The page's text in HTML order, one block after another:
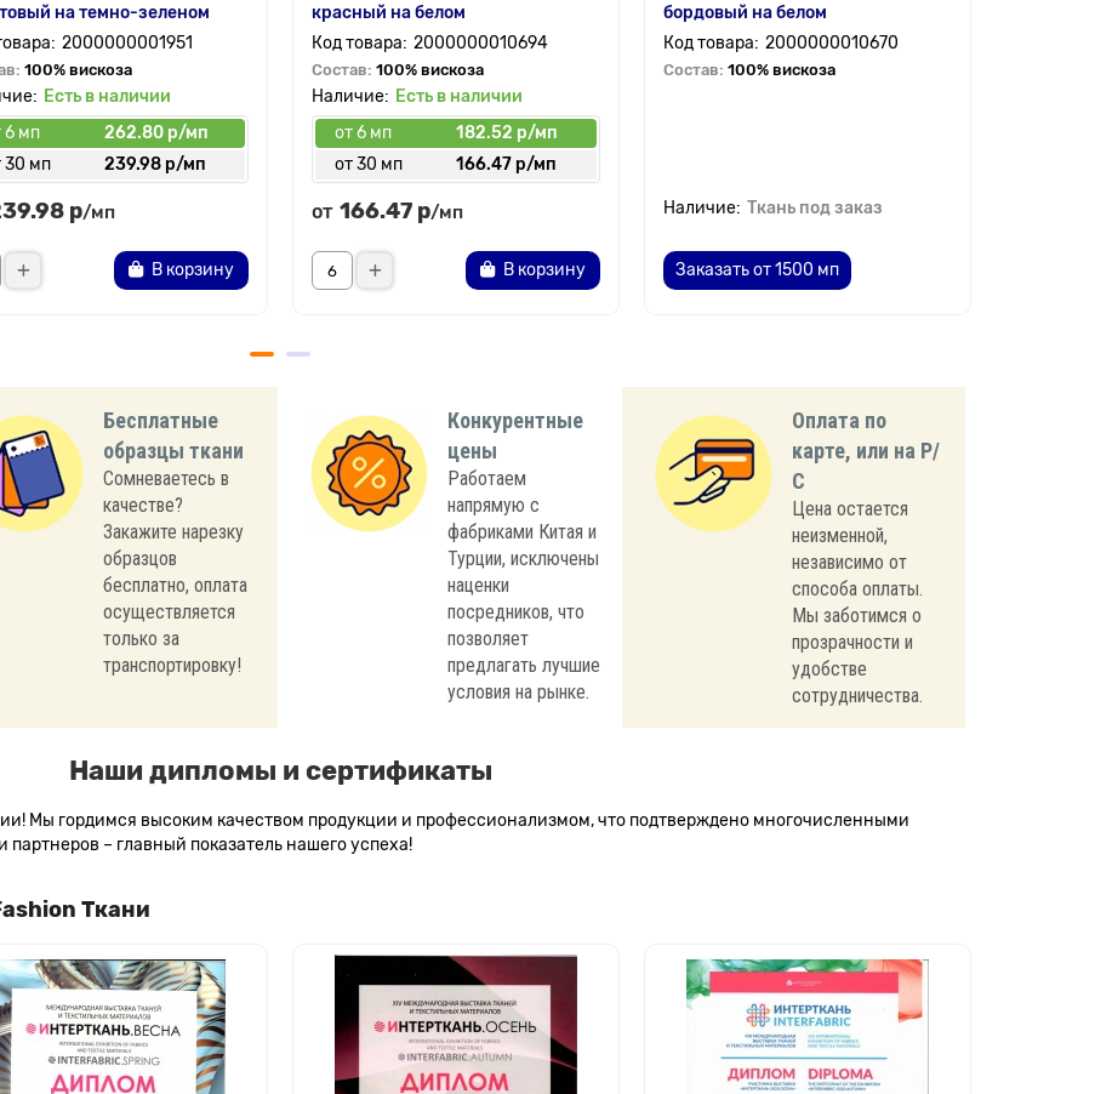
на темно-зеленом
2000000001951
100% вискоза
Есть в наличии
6 мп
262.80 р/мп
30 мп
239.98 р/мп
р/мп
В корзину
красный на белом
2000000010694
Состав: 100% вискоза
Есть в наличии
от 6 мп
182.52 р/мп
от 30 мп
166.47 р/мп
от 166.47 р/мп
В корзину
бордовый на белом
2000000010670
Состав: 100% вискоза
Ткань под заказ
Заказать от 1500 мп
Бесплатные
образцы ткани
Сомневаетесь в
качестве?
Закажите нарезку
образцов
бесплатно, оплата
осуществляется
только за
транспортировку!
Конкурентные
цены
Работаем
напрямую с
фабриками Китая и
Турции, исключены
наценки
посредников, что
позволяет
предлагать лучшие
условия на рынке.
Оплата по
карте, или на Р/
С
Цена остается
неизменной,
независимо от
способа оплаты.
Мы заботимся о
прозрачности и
удобстве
сотрудничества.
Наши дипломы и сертификаты
Мы гордимся высоким качеством продукции и профессионализмом, что подтверждено многочисленными
– главный показатель нашего успеха!
Ткани